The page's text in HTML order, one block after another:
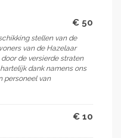
€ 50
stellen van de
van de Hazelaar
de versierde straten
dank namens ons
personeel van
€ 10